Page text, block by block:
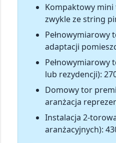
Kompaktowy
zwykle ze string
Pełnowymiarowy
adaptacji
lub rezydencji):
Domowy tor
aranżacja
Instalacja 2-
aranżacyjnych):